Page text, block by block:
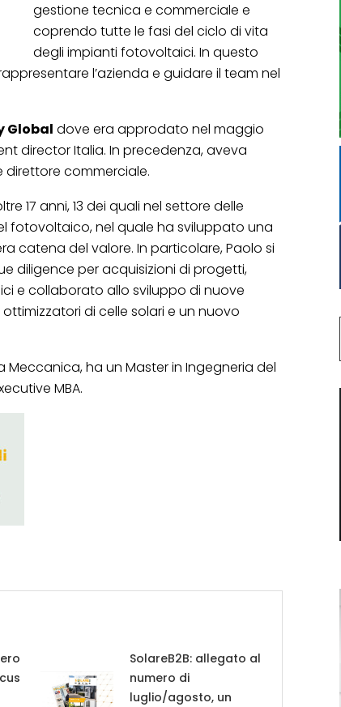
gestione tecnica e commerciale e
coprendo tutte le fasi del ciclo di vita
degli impianti fotovoltaici. In questo
l’azienda e guidare il team nel
Global dove era approdato nel maggio
director Italia. In precedenza, aveva
direttore commerciale.
17 anni, 13 dei quali nel settore delle
fotovoltaico, nel quale ha sviluppato una
catena del valore. In particolare, Paolo si
diligence per acquisizioni di progetti,
e collaborato allo sviluppo di nuove
di celle solari e un nuovo
Meccanica, ha un Master in Ingegneria del
MBA.
SolareB2B: allegato al
numero di
luglio/agosto, un